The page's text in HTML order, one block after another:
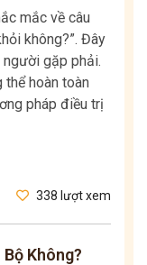
mắc về câu
không?”. Đây
người gặp phải.
hoàn toàn
pháp điều trị
338 lượt xem
Không?